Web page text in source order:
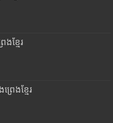
ងខ្មែរ
រេងខ្មែរ